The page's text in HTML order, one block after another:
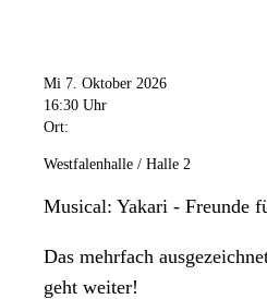
Mi 7. Oktober 2026
16:30 Uhr
Ort:
Westfalenhalle / Halle 2
Musical: Yakari - Freunde
Das mehrfach
geht weiter!